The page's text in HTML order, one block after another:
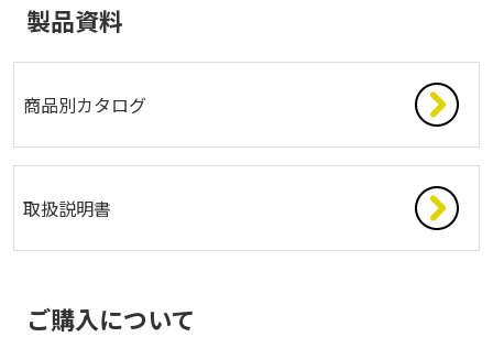
製品資料
商品別カタログ
取扱説明書
ご購入について